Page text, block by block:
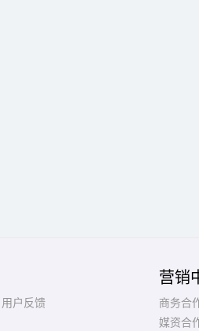
用户反馈
营销
商务合
媒资合